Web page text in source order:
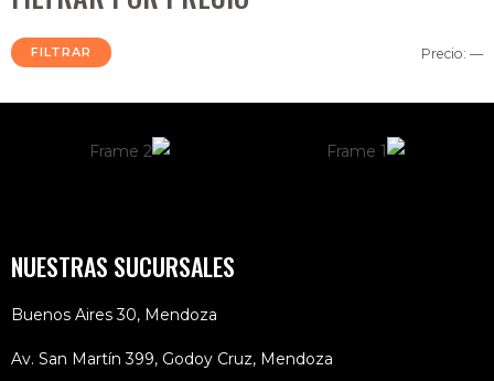
FILTRAR Precio: —
NUESTRAS SUCURSALES
Buenos Aires 30, Mendoza
Av. San Martín 399, Godoy Cruz, Mendoza